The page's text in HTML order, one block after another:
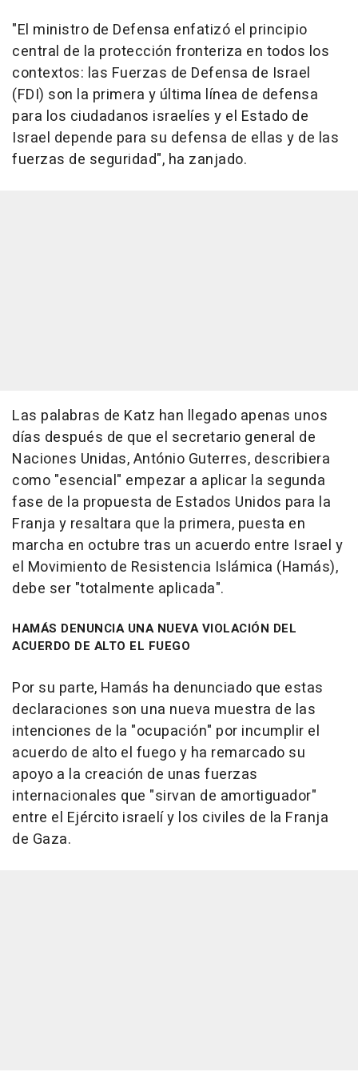
"El ministro de Defensa enfatizó el principio
central de la protección fronteriza en todos los
contextos: las Fuerzas de Defensa de Israel
(FDI) son la primera y última línea de defensa
para los ciudadanos israelíes y el Estado de
Israel depende para su defensa de ellas y de las
fuerzas de seguridad", ha zanjado.
Las palabras de Katz han llegado apenas unos
días después de que el secretario general de
Naciones Unidas, António Guterres, describiera
como "esencial" empezar a aplicar la segunda
fase de la propuesta de Estados Unidos para la
Franja y resaltara que la primera, puesta en
marcha en octubre tras un acuerdo entre Israel y
el Movimiento de Resistencia Islámica (Hamás),
debe ser "totalmente aplicada".
HAMÁS DENUNCIA UNA NUEVA VIOLACIÓN DEL
ACUERDO DE ALTO EL FUEGO
Por su parte, Hamás ha denunciado que estas
declaraciones son una nueva muestra de las
intenciones de la "ocupación" por incumplir el
acuerdo de alto el fuego y ha remarcado su
apoyo a la creación de unas fuerzas
internacionales que "sirvan de amortiguador"
entre el Ejército israelí y los civiles de la Franja
de Gaza.